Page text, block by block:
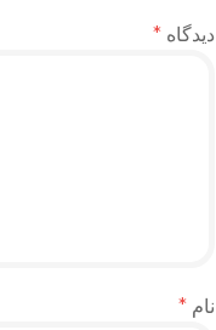
دیدگاه *
نام *